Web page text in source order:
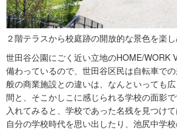
２階テラスから校庭跡の開放的な景色を楽
世田谷公園にごく近い立地のHOME/WORK
備わっているので、世田谷区民は自転車で
般の商業施設との違いは、なんといっても
間と、そこかしこに感じられる学校の面影
入れてみると、学校であった名残を見つけて
自分の学校時代を思い出したり、池尻中学